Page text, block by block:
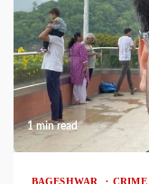
1 min read
BAGESHWAR CRIME